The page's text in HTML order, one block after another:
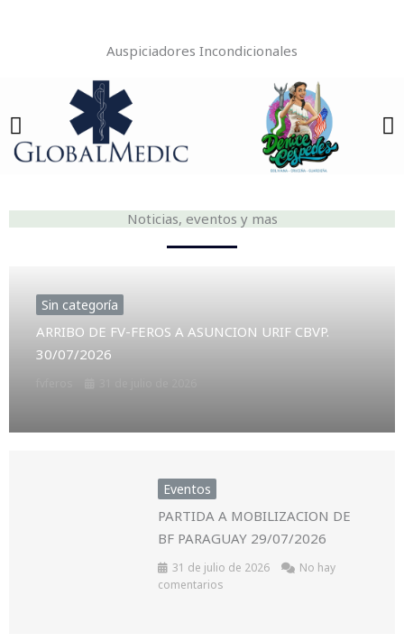
Emergencia
Auspiciadores Incondicionales
Noticias, eventos y mas
Sin categoría
ARRIBO DE FV-FEROS A ASUNCION URIF CBVP.
30/07/2026
Eventos
PARTIDA A MOBILIZACION DE
BF PARAGUAY 29/07/2026
31 de julio de 2026
No hay
comentarios